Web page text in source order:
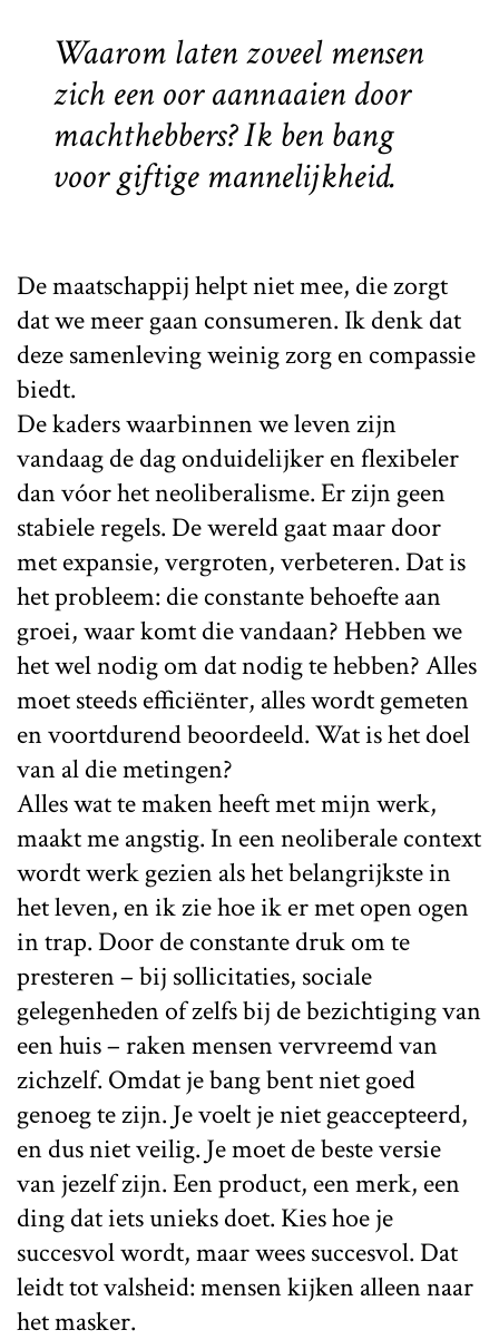
Waarom laten zoveel mensen
zich een oor aannaaien door
machthebbers? Ik ben bang
voor giftige mannelijkheid.
De maatschappij helpt niet mee, die zorgt
dat we meer gaan consumeren. Ik denk dat
deze samenleving weinig zorg en compassie
biedt.
De kaders waarbinnen we leven zijn
vandaag de dag onduidelijker en flexibeler
dan vóor het neoliberalisme. Er zijn geen
stabiele regels. De wereld gaat maar door
met expansie, vergroten, verbeteren. Dat is
het probleem: die constante behoefte aan
groei, waar komt die vandaan? Hebben we
het wel nodig om dat nodig te hebben? Alles
moet steeds efficiënter, alles wordt gemeten
en voortdurend beoordeeld. Wat is het doel
van al die metingen?
Alles wat te maken heeft met mijn werk,
maakt me angstig. In een neoliberale context
wordt werk gezien als het belangrijkste in
het leven, en ik zie hoe ik er met open ogen
in trap. Door de constante druk om te
presteren – bij sollicitaties, sociale
gelegenheden of zelfs bij de bezichtiging van
een huis – raken mensen vervreemd van
zichzelf. Omdat je bang bent niet goed
genoeg te zijn. Je voelt je niet geaccepteerd,
en dus niet veilig. Je moet de beste versie
van jezelf zijn. Een product, een merk, een
ding dat iets unieks doet. Kies hoe je
succesvol wordt, maar wees succesvol. Dat
leidt tot valsheid: mensen kijken alleen naar
het masker.